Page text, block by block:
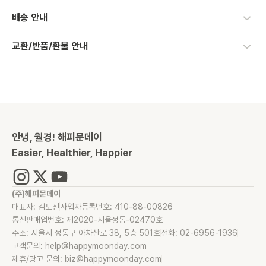
배송 안내
교환/반품/환불 안내
안녕, 월경! 해피문데이
Easier, Healthier, Happier
(주)해피문데이
대표자: 김도진사업자등록번호: 410-88-00826
통신판매업번호: 제2020-서울성동-02470호
주소: 서울시 성동구 아차산로 38, 5층 501호전화: 02-6956-1936
고객문의: help@happymoonday.com
제휴/광고 문의: biz@happymoonday.com